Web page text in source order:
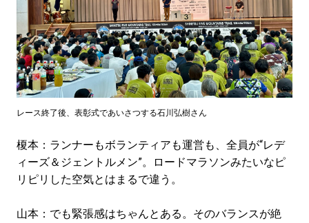
レース終了後、表彰式であいさつする石川弘樹さん
榎本：ランナーもボランティアも運営も、全員が“レデ
ィーズ＆ジェントルメン”。ロードマラソンみたいなピ
リピリした空気とはまるで違う。
山本：でも緊張感はちゃんとある。そのバランスが絶